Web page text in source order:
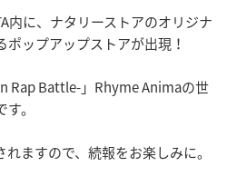
内に、ナタリーストアのオリジナ
ップアップストアが出現！
Rap Battle-」Rhyme Animaの世
。
ますので、続報をお楽しみに。